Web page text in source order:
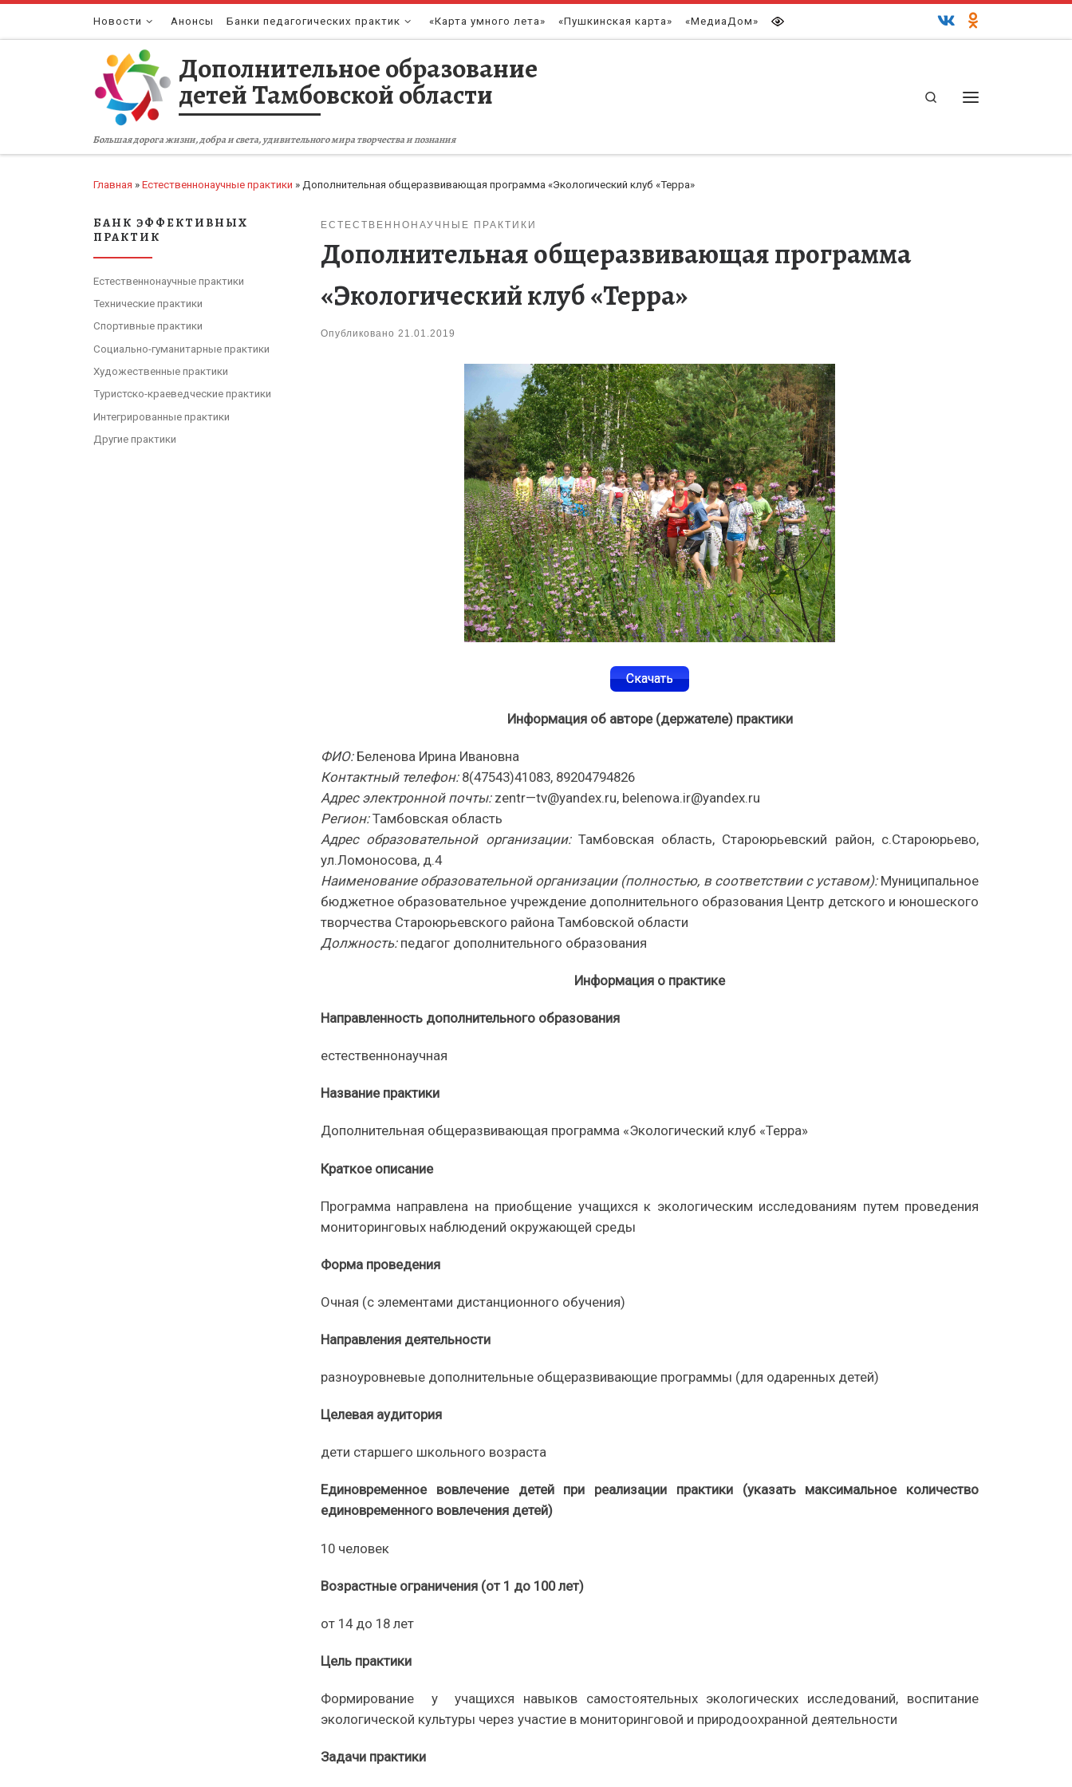
Перейти к содержимому
Новости Анонсы Банки педагогических практик «Карта умного лета» «Пушкинская карта» «МедиаДом»
Дополнительное образование
детей Тамбовской области
Большая дорога жизни, добра и света, удивительного мира творчества и познания
Search
Главная » Естественнонаучные практики » Дополнительная общеразвивающая программа «Экологический клуб «Терра»
ЕСТЕСТВЕННОНАУЧНЫЕ ПРАКТИКИ
Дополнительная общеразвивающая программа
«Экологический клуб «Терра»
Опубликовано 21.01.2019
Скачать
Информация об авторе (держателе) практики
ФИО:Беленова Ирина Ивановна
Контактный телефон: 8(47543)41083, 89204794826
Адрес электронной почты: zentr—tv@yandex.ru, belenowa.ir@yandex.ru
Регион:Тамбовская область
Адрес образовательной организации:Тамбовская область, Староюрьевский район, с.Староюрьево,
ул.Ломоносова, д.4
Наименование образовательной организации (полностью, в соответствии с уставом): Муниципальное
бюджетное образовательное учреждение дополнительного образования Центр детского и юношеского
творчества Староюрьевского района Тамбовской области
Должность:педагог дополнительного образования
Информация о практике
Направленность дополнительного образования
естественнонаучная
Название практики
Дополнительная общеразвивающая программа «Экологический клуб «Терра»
Краткое описание
Программа направлена на приобщение учащихся к экологическим исследованиям путем проведения
мониторинговых наблюдений окружающей среды
Форма проведения
Очная (с элементами дистанционного обучения)
Направления деятельности
разноуровневые дополнительные общеразвивающие программы (для одаренных детей)
Целевая аудитория
дети старшего школьного возраста
Единовременное вовлечение детей при реализации практики (указать максимальное количество
единовременного вовлечения детей)
10 человек
Возрастные ограничения (от 1 до 100 лет)
от 14 до 18 лет
Цель практики
Формирование
у учащихся навыков самостоятельных экологических исследований, воспитание
экологической культуры через участие в мониторинговой и природоохранной деятельности
Задачи практики
БАНК ЭФФЕКТИВНЫХ
ПРАКТИК
Естественнонаучные практики
Технические практики
Спортивные практики
Социально-гуманитарные практики
Художественные практики
Туристско-краеведческие практики
Интегрированные практики
Другие практики